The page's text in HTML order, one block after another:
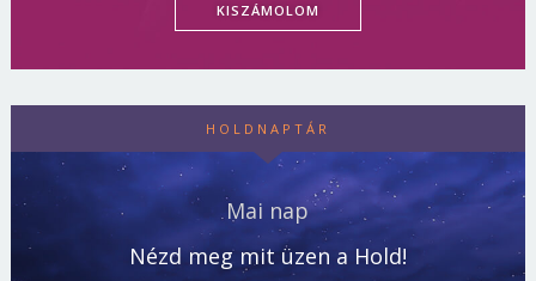
KISZÁMOLOM
HOLDNAPTÁR
Mai nap
Nézd meg mit üzen a Hold!